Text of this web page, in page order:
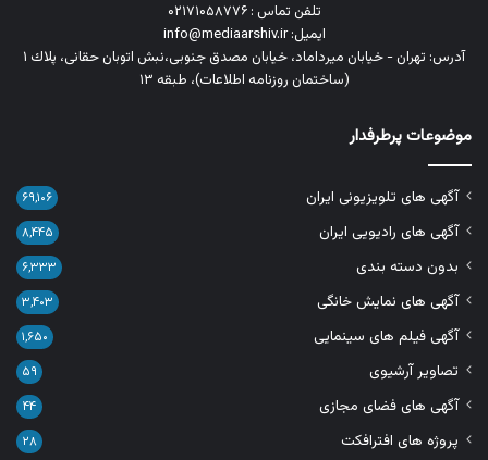
تلفن تماس : ۰۲۱۷۱۰۵۸۷۷۶
ایمیل: info@mediaarshiv.ir
آدرس: تهران - خیابان میرداماد، خیابان مصدق جنوبی،نبش اتوبان حقانی، پلاك ١
(ساختمان روزنامه اطلاعات)، طبقه ۱۳
موضوعات پرطرفدار
آگهی های تلویزیونی ایران ۶۹,۱۰۶
آگهی های رادیویی ایران ۸,۴۴۵
بدون دسته بندی ۶,۳۳۳
آگهی های نمایش خانگی ۳,۴۰۳
آگهی فیلم های سینمایی ۱,۶۵۰
تصاویر آرشیوی ۵۹
آگهی های فضای مجازی ۴۴
پروژه های افترافکت ۲۸